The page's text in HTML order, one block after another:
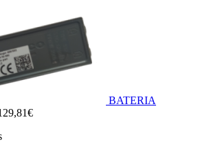
BATERIA
€